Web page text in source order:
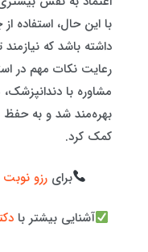
با این حال، استفاده
داشته باشد که
رعایت نکات مهم در
مشاوره با
بهره‌مند شد و به
کمک کرد.
برای رزو نوبت
آشنایی بیشتر با